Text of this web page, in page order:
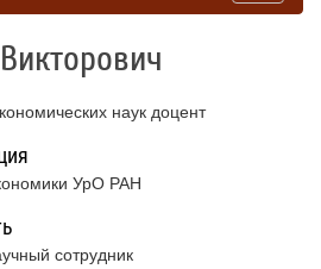
наук доцент
УрО РАН
сотрудник